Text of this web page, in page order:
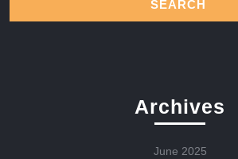
Archives
June 2025